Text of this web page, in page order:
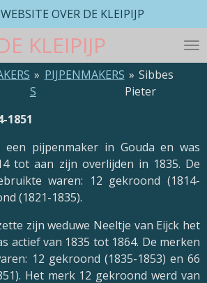
KLEIPIJP
OVER DE KLEIPIJP
» PIJPENMAKERS
S
» Sibbes
Pieter
1851
een pijpenmaker in Gouda en was
tot aan zijn overlijden in 1835. De
waren: 12 gekroond (1814-
(1821-1835).
zijn weduwe Neeltje van Eijck het
actief van 1835 tot 1864. De merken
12 gekroond (1835-1853) en 66
Het merk 12 gekroond werd van